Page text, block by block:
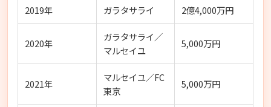
2019年 ガラタサライ 2億4,000万円
2020年
ガラタサライ／
マルセイユ
5,000万円
2021年
マルセイユ／FC
東京
5,000万円